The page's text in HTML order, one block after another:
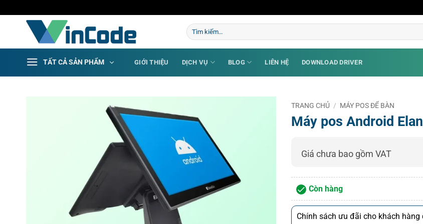
qua
Tìm
kiếm:
TẤT CẢ SẢN PHẨM GIỚI THIỆU DỊCH VỤ BLOG LIÊN HỆ DOWNLOAD DRIVER
TRANG CHỦ / MÁY POS ĐỂ BÀN
Máy pos Android
Giá chưa bao gồm VAT
Còn hàng
Chính sách ưu đãi cho khách